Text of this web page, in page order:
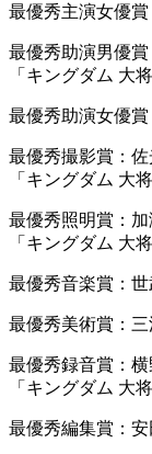
最優秀主演女優賞
最優秀助演男優
「キングダム 大
最優秀助演女優賞
最優秀撮影賞：佐
「キングダム 大
最優秀照明賞：
「キングダム 大
最優秀音楽賞：世
最優秀美術賞：三
最優秀録音賞：
「キングダム 大
最優秀編集賞：安